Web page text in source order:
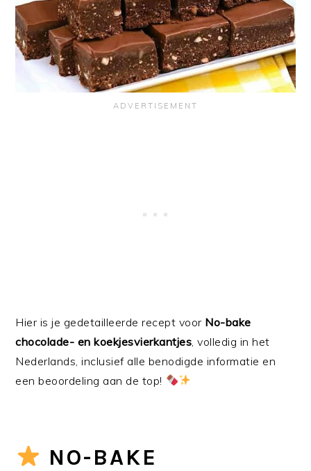
Hier is je gedetailleerde recept voor No-bake
chocolade- en koekjesvierkantjes , volledig in het
Nederlands, inclusief alle benodigde informatie en
een beoordeling aan de top!
NO-BAKE